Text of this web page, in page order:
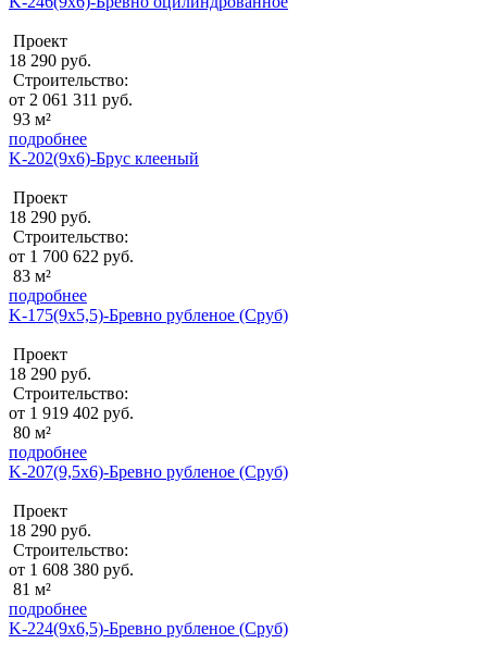
Проект
18 290 руб.
Строительство:
от 2 061 311 руб.
93 м²
подробнее
K-202(9x6)-Брус клееный
Проект
18 290 руб.
Строительство:
от 1 700 622 руб.
83 м²
подробнее
K-175(9х5,5)-Бревно рубленое (Сруб)
Проект
18 290 руб.
Строительство:
от 1 919 402 руб.
80 м²
подробнее
K-207(9,5x6)-Бревно рубленое (Сруб)
Проект
18 290 руб.
Строительство:
от 1 608 380 руб.
81 м²
подробнее
K-224(9x6,5)-Бревно рубленое (Сруб)